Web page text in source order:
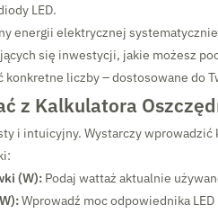
LED.
energii elektrycznej
się inwestycji, jakie możesz
konkretne liczby – dostosowane do
z Kalkulatora
i intuicyjny. Wystarczy
(W): Podaj wattaż aktualnie
Wprowadź moc odpowiednika